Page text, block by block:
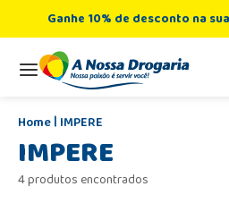
Ganhe 10% de desconto na
IMPERE
IMPERE
4 produtos encontrados